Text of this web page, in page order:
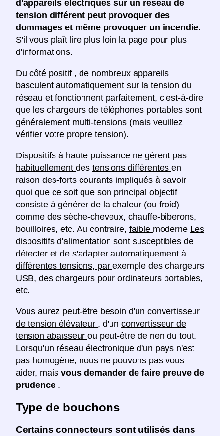
d'appareils électriques sur un réseau de
tension différent peut provoquer des
dommages et même provoquer un incendie.
S'il vous plaît lire plus loin la page pour plus
d'informations.
Du côté positif , de nombreux appareils
basculent automatiquement sur la tension du
réseau et fonctionnent parfaitement, c’est-à-dire
que les chargeurs de téléphones portables sont
généralement multi-tensions (mais veuillez
vérifier votre propre tension).
Dispositifs à haute puissance ne gèrent pas
habituellement des tensions différentes en
raison des-forts courants impliqués à savoir
quoi que ce soit que son principal objectif
consiste à générer de la chaleur (ou froid)
comme des sèche-cheveux, chauffe-biberons,
bouilloires, etc. Au contraire, faible moderne Les
dispositifs d'alimentation sont susceptibles de
détecter et de s'adapter automatiquement à
différentes tensions, par exemple des chargeurs
USB, des chargeurs pour ordinateurs portables,
etc.
Vous aurez peut-être besoin d'un convertisseur
de tension élévateur , d'un convertisseur de
tension abaisseur ou peut-être de rien du tout.
Lorsqu'un réseau électronique d'un pays n'est
pas homogène, nous ne pouvons pas vous
aider, mais vous demander de faire preuve de
prudence .
Type de bouchons
Certains connecteurs sont utilisés dans